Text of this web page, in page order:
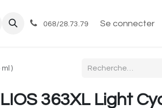
et livraisons Contactez-nous
068/28.73.79 Se connecter
)
363XL Light